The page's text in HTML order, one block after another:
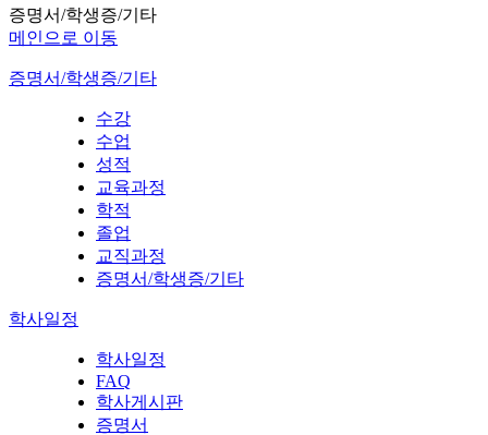
증명서/학생증/기타
메인으로 이동
증명서/학생증/기타
수강
수업
성적
교육과정
학적
졸업
교직과정
증명서/학생증/기타
학사일정
학사일정
FAQ
학사게시판
증명서